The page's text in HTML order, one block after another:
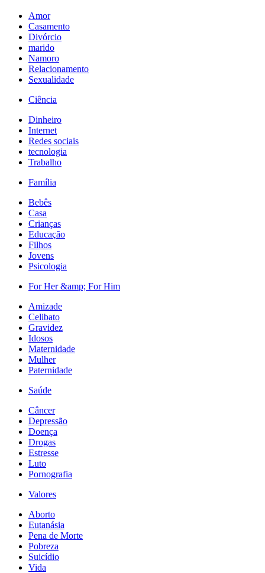
Amor
Casamento
Divórcio
marido
Namoro
Relacionamento
Sexualidade
Ciência
Dinheiro
Internet
Redes sociais
tecnologia
Trabalho
Família
Bebês
Casa
Crianças
Educação
Filhos
Jovens
Psicologia
For Her &amp; For Him
Amizade
Celibato
Gravidez
Idosos
Maternidade
Mulher
Paternidade
Saúde
Câncer
Depressão
Doença
Drogas
Estresse
Luto
Pornografia
Valores
Aborto
Eutanásia
Pena de Morte
Pobreza
Suicídio
Vida